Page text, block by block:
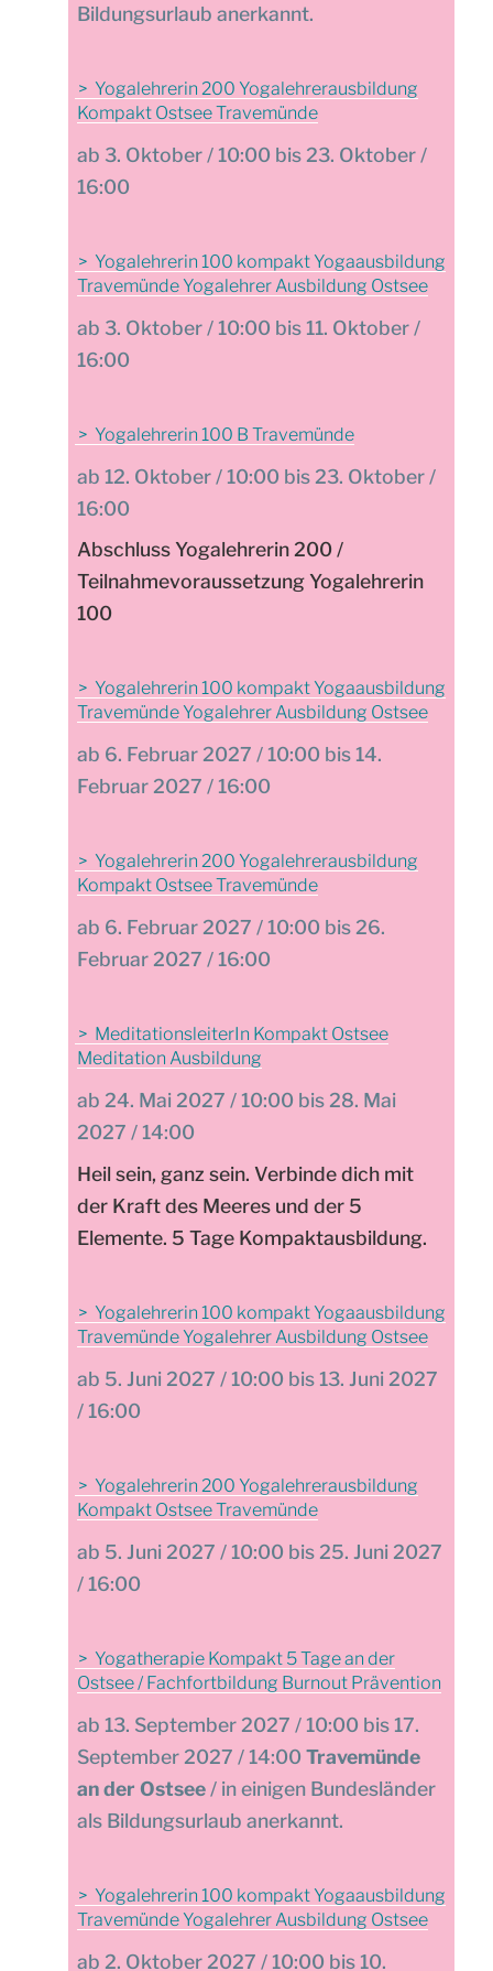
Bildungsurlaub anerkannt.
Yogalehrerin 200 Yogalehrerausbildung
Kompakt Ostsee Travemünde
3. Oktober / 10:00 bis 23. Oktober /
16:00
Yogalehrerin 100 kompakt Yogaausbildung
Travemünde Yogalehrer Ausbildung Ostsee
3. Oktober / 10:00 bis 11. Oktober /
16:00
Yogalehrerin 100 B Travemünde
12. Oktober / 10:00 bis 23. Oktober /
16:00
Abschluss Yogalehrerin 200 /
Teilnahmevoraussetzung Yogalehrerin
100
Yogalehrerin 100 kompakt Yogaausbildung
Travemünde Yogalehrer Ausbildung Ostsee
6. Februar 2027 / 10:00 bis 14.
Februar 2027 / 16:00
Yogalehrerin 200 Yogalehrerausbildung
Kompakt Ostsee Travemünde
6. Februar 2027 / 10:00 bis 26.
Februar 2027 / 16:00
MeditationsleiterIn Kompakt Ostsee
Meditation Ausbildung
24. Mai 2027 / 10:00 bis 28. Mai
2027 / 14:00
Heil sein, ganz sein. Verbinde dich mit
der Kraft des Meeres und der 5
Elemente. 5 Tage Kompaktausbildung.
Yogalehrerin 100 kompakt Yogaausbildung
Travemünde Yogalehrer Ausbildung Ostsee
5. Juni 2027 / 10:00 bis 13. Juni 2027
/ 16:00
Yogalehrerin 200 Yogalehrerausbildung
Kompakt Ostsee Travemünde
5. Juni 2027 / 10:00 bis 25. Juni 2027
/ 16:00
Yogatherapie Kompakt 5 Tage an der
Ostsee / Fachfortbildung Burnout Prävention
13. September 2027 / 10:00 bis 17.
September 2027 / 14:00 Travemünde
an der Ostsee/ in einigen Bundesländer
als Bildungsurlaub anerkannt.
Yogalehrerin 100 kompakt Yogaausbildung
Travemünde Yogalehrer Ausbildung Ostsee
2. Oktober 2027 / 10:00 bis 10.